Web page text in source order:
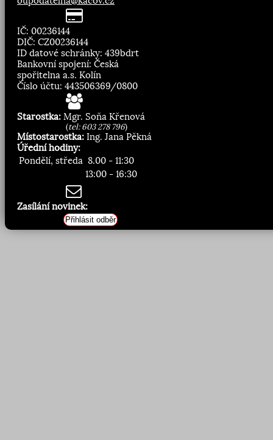
IČ: 00236144
DIČ: CZ00236144
ID datové schránky: 439bdrt
Bankovní spojení: Česká
spořitelna a.s. Kolín
Číslo účtu: 443506369/0800
Starostka: Mgr. Soňa Křenová
(tel: 603 278 796)
Místostarostka: Ing. Jana Pěkná
Úřední hodiny:
Pondělí, středa 8.00 - 11:30
13:00 - 16:30
Zasílání novinek:
Přihlásit odběr